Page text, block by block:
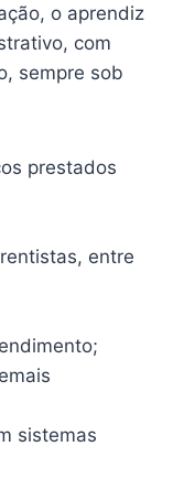
o aprendiz
com
sempre sob
prestados
entre
sistemas